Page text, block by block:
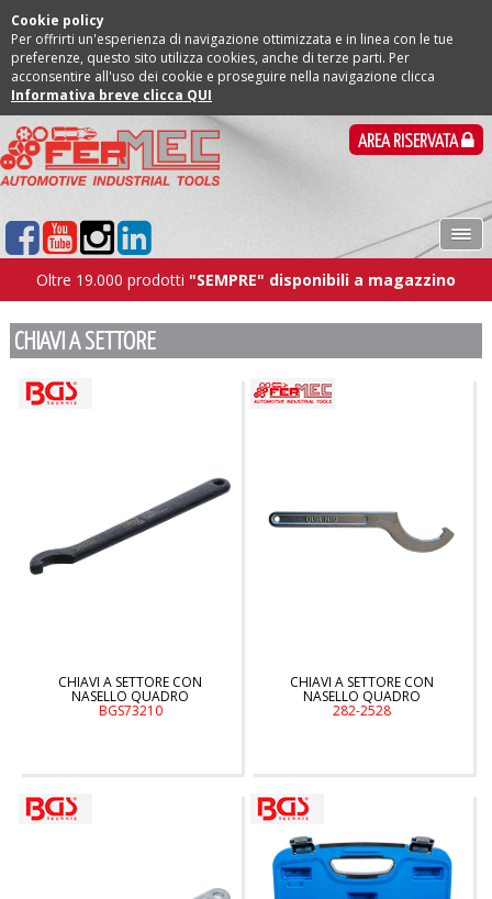
Cookie policy
Per offrirti un'esperienza di navigazione ottimizzata e in linea con le tue
preferenze, questo sito utilizza cookies, anche di terze parti. Per
acconsentire all'uso dei cookie e proseguire nella navigazione clicca
Informativa breve clicca QUI
AREA RISERVATA
Oltre 19.000 prodotti "SEMPRE" disponibili a magazzino
CHIAVI A SETTORE
CHIAVI A SETTORE CON
NASELLO QUADRO
BGS73210
CHIAVI A SETTORE CON
NASELLO QUADRO
282-2528